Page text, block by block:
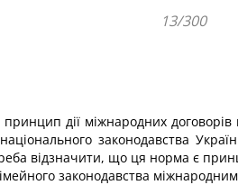
13/300
дії міжнародних договорів
законодавства
відзначити, що ця норма є
законодавства